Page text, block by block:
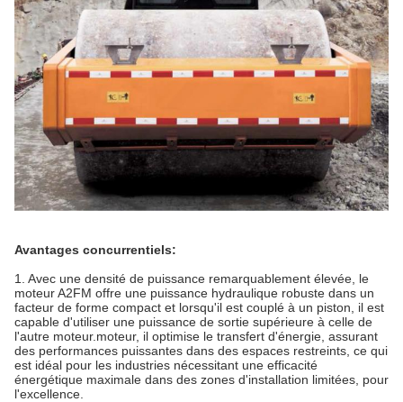
Avantages concurrentiels:
1. Avec une densité de puissance remarquablement élevée, le
moteur A2FM offre une puissance hydraulique robuste dans un
facteur de forme compact et lorsqu'il est couplé à un piston, il est
capable d'utiliser une puissance de sortie supérieure à celle de
l'autre moteur. moteur, il optimise le transfert d'énergie, assurant
des performances puissantes dans des espaces restreints, ce qui
est idéal pour les industries nécessitant une efficacité
énergétique maximale dans des zones d'installation limitées, pour
l'excellence.